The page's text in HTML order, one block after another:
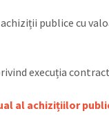
publice cu
execuția
al achizițiilor